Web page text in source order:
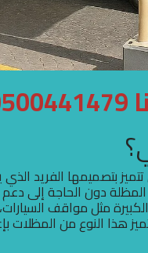
بتصميمها الفريد
دون الحاجة إلى دعم
مثل مواقف
هذا النوع من